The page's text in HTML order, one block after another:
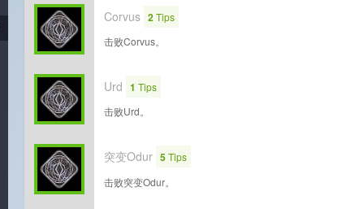
Corvus 2Tips
击败Corvus。
Urd 1 Tips
击败Urd。
突变Odur 5Tips
击败突变Odur。